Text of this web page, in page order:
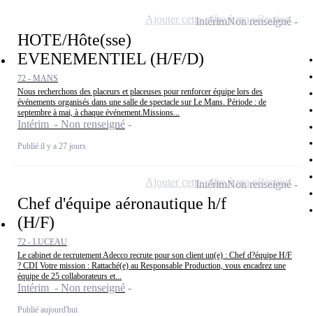
HOTE/Hôte(sse)
EVENEMENTIEL (H/F/D)
72 - MANS
Nous recherchons des placeurs et placeuses pour renforcer équipe lors des
événements organisés dans une salle de spectacle sur Le Mans. Période : de
septembre à mai, à chaque événement.Missions...
Intérim - Non renseigné
Publié il y a 27 jours
IntérimNon renseigné
Ajouter cette offre à ma sélection
Chef d'équipe aéronautique h/f
(H/F)
72 - LUCEAU
Le cabinet de recrutement Adecco recrute pour son client un(e) : Chef d?équipe H/F
? CDI Votre mission : Rattaché(e) au Responsable Production, vous encadrez une
équipe de 25 collaborateurs et...
Intérim - Non renseigné
Publié aujourd'hui
IntérimNon renseigné
Ajouter cette offre à ma sélection